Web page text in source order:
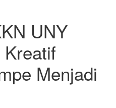
UNY
Menjadi